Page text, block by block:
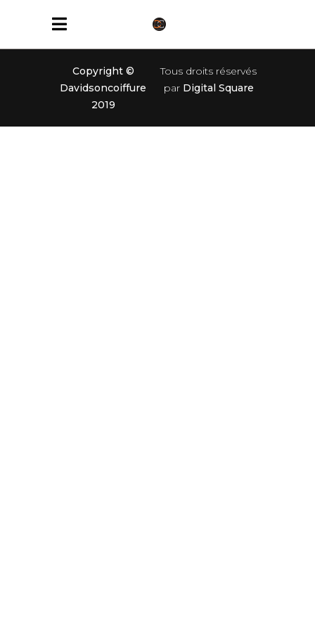
Copyright ©
Davidsoncoiffure
2019
Tous droits réservés
par Digital Square